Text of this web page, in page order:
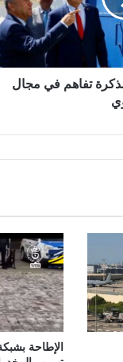
تفاهم في مجال
الإطاحة